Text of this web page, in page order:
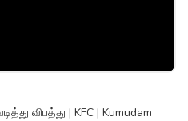
விபத்து | KFC | Kumudam